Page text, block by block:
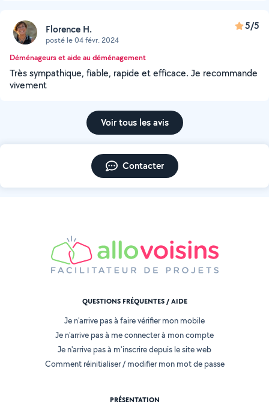
Florence H.
posté le 04 févr. 2024
5/5
Déménageurs et aide au déménagement
Très sympathique, fiable, rapide et efficace. Je recommande
vivement
Voir tous les avis
Contacter
QUESTIONS FRÉQUENTES / AIDE
Je n'arrive pas à faire vérifier mon mobile
Je n'arrive pas à me connecter à mon compte
Je n'arrive pas à m'inscrire depuis le site web
Comment réinitialiser / modifier mon mot de passe
PRÉSENTATION